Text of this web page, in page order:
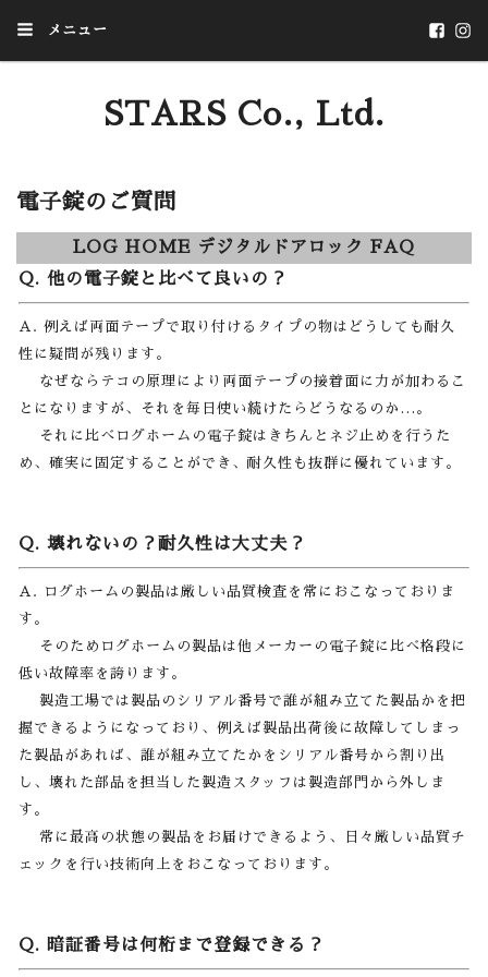
メニュー
STARS Co., Ltd.
電子錠のご質問
LOG HOME デジタルドアロック FAQ
Q. 他の電子錠と比べて良いの？
A. 例えば両面テープで取り付けるタイプの物はどうしても耐久
性に疑問が残ります。
なぜならテコの原理により両面テープの接着面に力が加わるこ
とになりますが、それを毎日使い続けたらどうなるのか…。
それに比べログホームの電子錠はきちんとネジ止めを行うた
め、確実に固定することができ、耐久性も抜群に優れています。
Q. 壊れないの？耐久性は大丈夫？
A. ログホームの製品は厳しい品質検査を常におこなっておりま
す。
そのためログホームの製品は他メーカーの電子錠に比べ格段に
低い故障率を誇ります。
製造工場では製品のシリアル番号で誰が組み立てた製品かを把
握できるようになっており、例えば製品出荷後に故障してしまっ
た製品があれば、誰が組み立てたかをシリアル番号から割り出
し、壊れた部品を担当した製造スタッフは製造部門から外しま
す。
常に最高の状態の製品をお届けできるよう、日々厳しい品質チ
ェックを行い技術向上をおこなっております。
Q. 暗証番号は何桁まで登録できる？